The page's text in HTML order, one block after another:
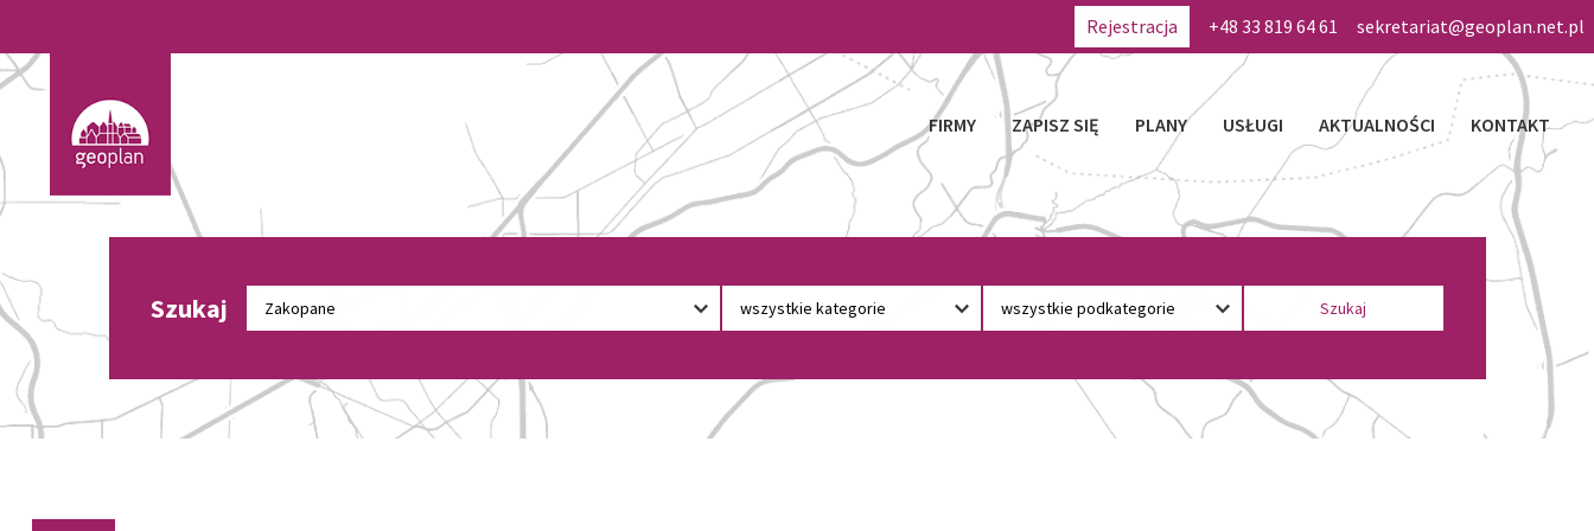
Rejestracja +48 33 819 64 61 sekretariat@geoplan.net.pl
FIRMY ZAPISZ SIĘ PLANY USŁUGI AKTUALNOŚCI KONTAKT
Szukaj